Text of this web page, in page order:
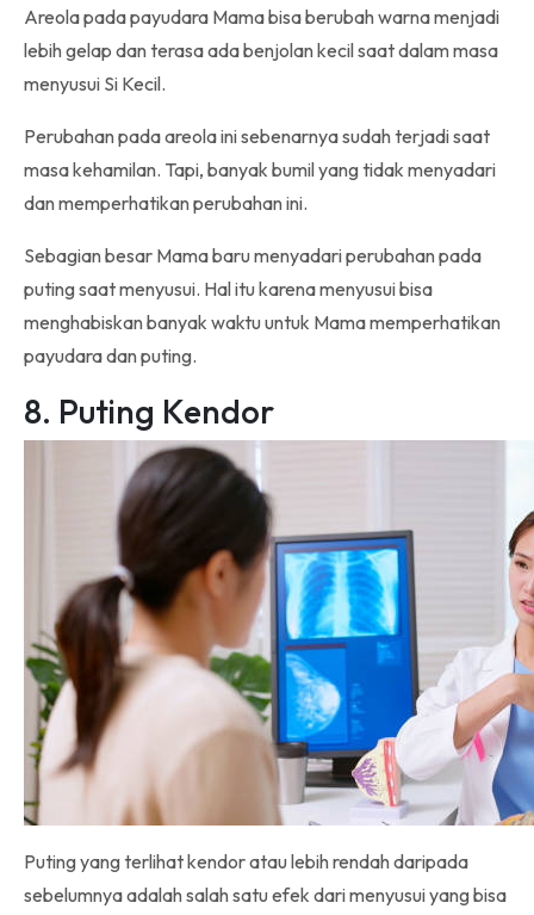
Areola pada payudara Mama bisa berubah warna menjadi
lebih gelap dan terasa ada benjolan kecil saat dalam masa
menyusui Si Kecil.
Perubahan pada areola ini sebenarnya sudah terjadi saat
masa kehamilan. Tapi, banyak bumil yang tidak menyadari
dan memperhatikan perubahan ini.
Sebagian besar Mama baru menyadari perubahan pada
puting saat menyusui. Hal itu karena menyusui bisa
menghabiskan banyak waktu untuk Mama memperhatikan
payudara dan puting.
8. Puting Kendor
Puting yang terlihat kendor atau lebih rendah daripada
sebelumnya adalah salah satu efek dari menyusui yang bisa